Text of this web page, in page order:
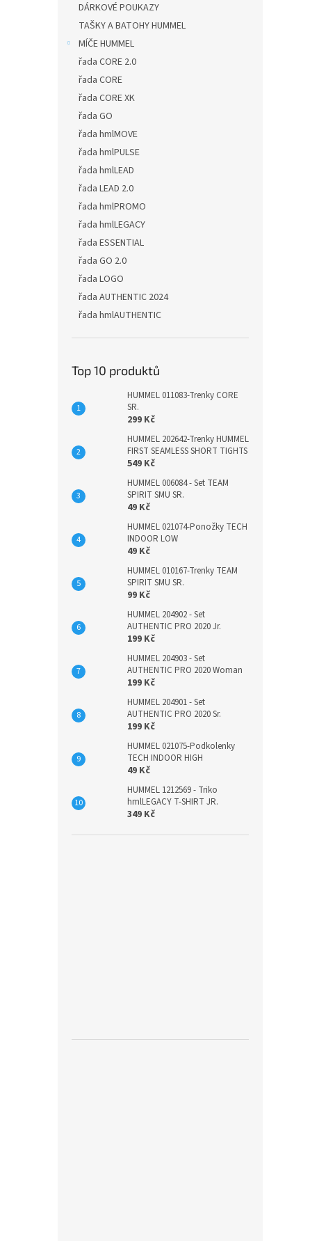
DÁRKOVÉ POUKAZY
TAŠKY A BATOHY HUMMEL
MÍČE HUMMEL
řada CORE 2.0
řada CORE
řada CORE XK
řada GO
řada hmlMOVE
řada hmlPULSE
řada hmlLEAD
řada LEAD 2.0
řada hmlPROMO
řada hmlLEGACY
řada ESSENTIAL
řada GO 2.0
řada LOGO
řada AUTHENTIC 2024
řada hmlAUTHENTIC
Top 10 produktů
HUMMEL 011083-Trenky CORE
SR.
299 Kč
HUMMEL 202642-Trenky HUMMEL
FIRST SEAMLESS SHORT TIGHTS
549 Kč
HUMMEL 006084 - Set TEAM
SPIRIT SMU SR.
49 Kč
HUMMEL 021074-Ponožky TECH
INDOOR LOW
49 Kč
HUMMEL 010167-Trenky TEAM
SPIRIT SMU SR.
99 Kč
HUMMEL 204902 - Set
AUTHENTIC PRO 2020 Jr.
199 Kč
HUMMEL 204903 - Set
AUTHENTIC PRO 2020 Woman
199 Kč
HUMMEL 204901 - Set
AUTHENTIC PRO 2020 Sr.
199 Kč
HUMMEL 021075-Podkolenky
TECH INDOOR HIGH
49 Kč
HUMMEL 1212569 - Triko
hmlLEGACY T-SHIRT JR.
349 Kč